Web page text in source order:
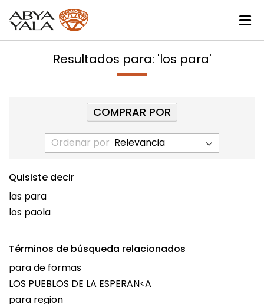
Resultados para: 'los para'
Ordenar por
Quisiste decir
las para
los paola
Términos de búsqueda relacionados
para de formas
LOS PUEBLOS DE LA ESPERAN<A
para region
COMPRAR POR